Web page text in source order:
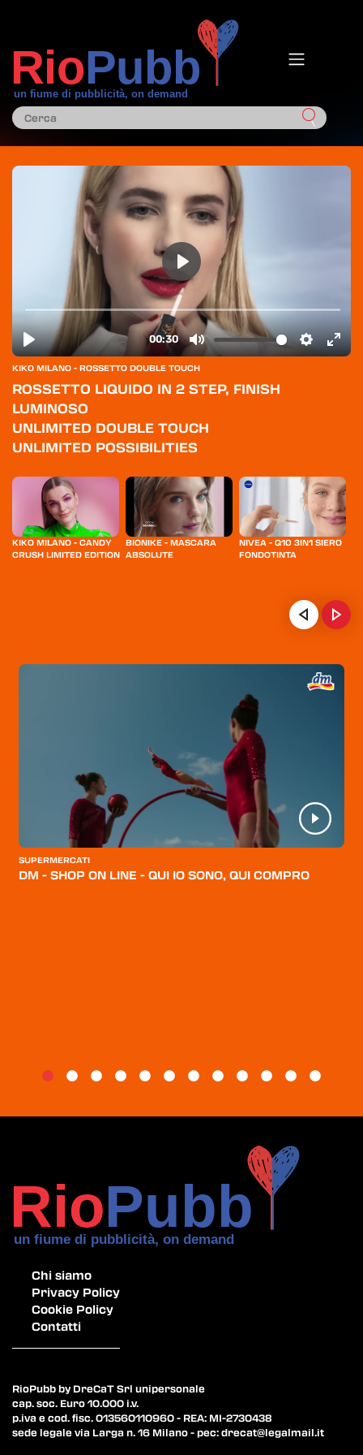
CATEGORIE
CHI SIAMO
BLOG
KIKO MILANO - ROSSETTO DOUBLE TOUCH
ROSSETTO LIQUIDO IN 2 STEP, FINISH
LUMINOSO
UNLIMITED DOUBLE TOUCH
UNLIMITED POSSIBILITIES
KIKO MILANO - CANDY
CRUSH LIMITED EDITION
BIONIKE - MASCARA
ABSOLUTE
NIVEA - Q10 3IN1 SIERO
FONDOTINTA
SUPERMERCATI
DM - SHOP ON LINE - QUI IO SONO, QUI COMPRO
Chi siamo
Privacy Policy
Cookie Policy
Contatti
RioPubb by DreCaT Srl unipersonale
cap. soc. Euro 10.000 i.v.
p.iva e cod. fisc. 013560110960 - REA: MI-2730438
sede legale via Larga n. 16 Milano - pec:drecat@legalmail.it